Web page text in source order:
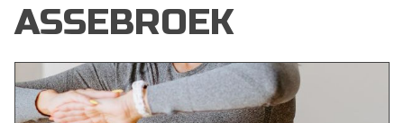
ASSEBROEK